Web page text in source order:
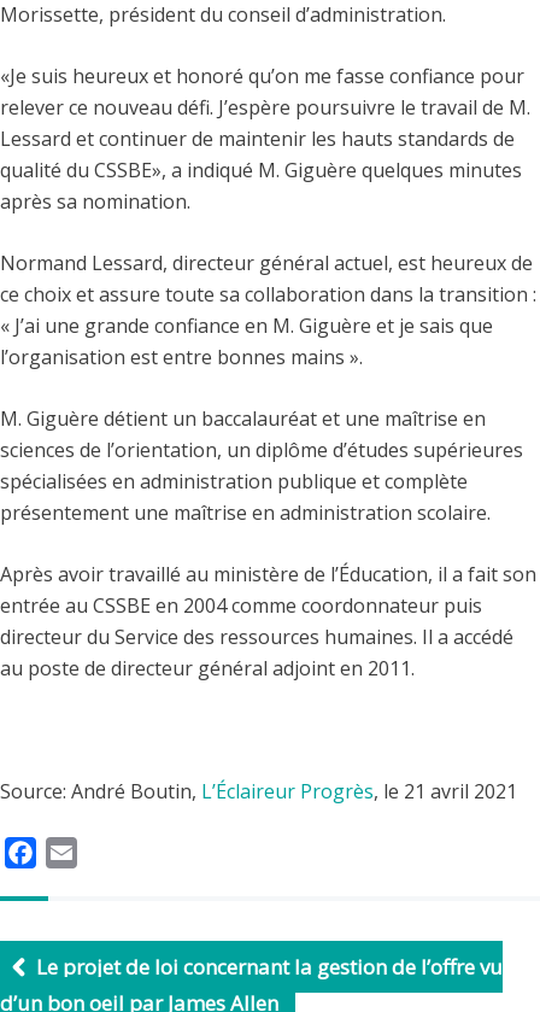
Morissette, président du conseil d’administration.
«Je suis heureux et honoré qu’on me fasse confiance pour
relever ce nouveau défi. J’espère poursuivre le travail de M.
Lessard et continuer de maintenir les hauts standards de
qualité du CSSBE», a indiqué M. Giguère quelques minutes
après sa nomination.
Normand Lessard, directeur général actuel, est heureux de
ce choix et assure toute sa collaboration dans la transition :
« J’ai une grande confiance en M. Giguère et je sais que
l’organisation est entre bonnes mains ».
M. Giguère détient un baccalauréat et une maîtrise en
sciences de l’orientation, un diplôme d’études supérieures
spécialisées en administration publique et complète
présentement une maîtrise en administration scolaire.
Après avoir travaillé au ministère de l’Éducation, il a fait son
entrée au CSSBE en 2004 comme coordonnateur puis
directeur du Service des ressources humaines. Il a accédé
au poste de directeur général adjoint en 2011.
Source: André Boutin, L’Éclaireur Progrès, le 21 avril 2021
e
b
i
l
Le projet de loi concernant la gestion de l’offre vu
d’un bon oeil par James Allen